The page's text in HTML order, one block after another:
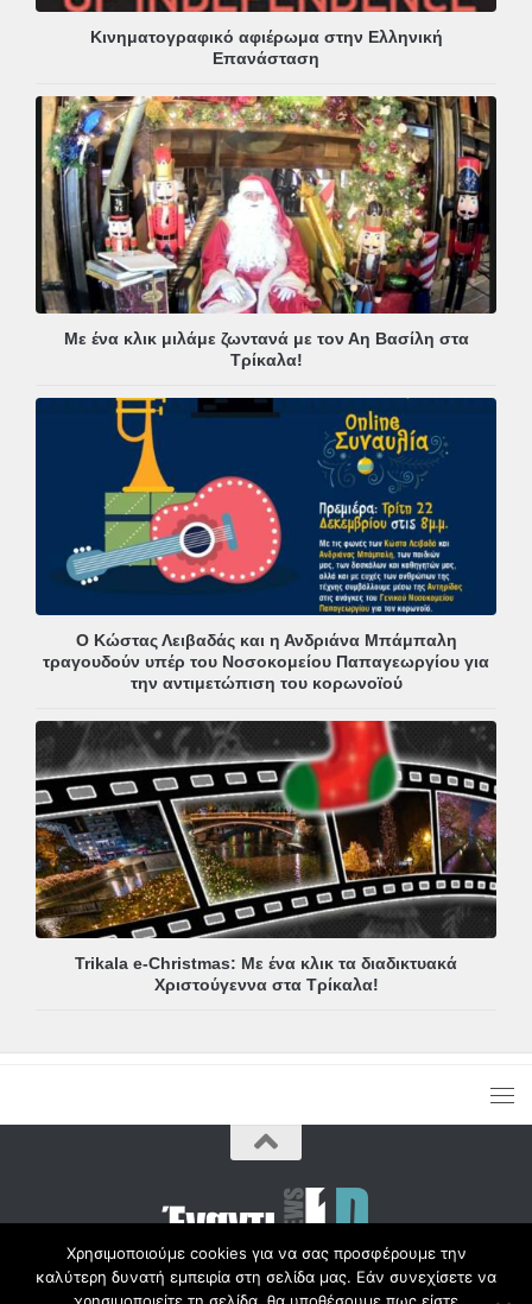
Κινηματογραφικό αφιέρωμα στην Ελληνική
Επανάσταση
Με ένα κλικ μιλάμε ζωντανά με τον Αη Βασίλη στα
Τρίκαλα!
Ο Κώστας Λειβαδάς και η Ανδριάνα Μπάμπαλη
τραγουδούν υπέρ του Νοσοκομείου Παπαγεωργίου για
την αντιμετώπιση του κορωνοϊού
Trikala e-Christmas: Με ένα κλικ τα διαδικτυακά
Χριστούγεννα στα Τρίκαλα!
Copyright © Radio1d.gr 2012-2017 |
Χρησιμοποιούμε cookies για να σας προσφέρουμε την
καλύτερη δυνατή εμπειρία στη σελίδα μας. Εάν συνεχίσετε να